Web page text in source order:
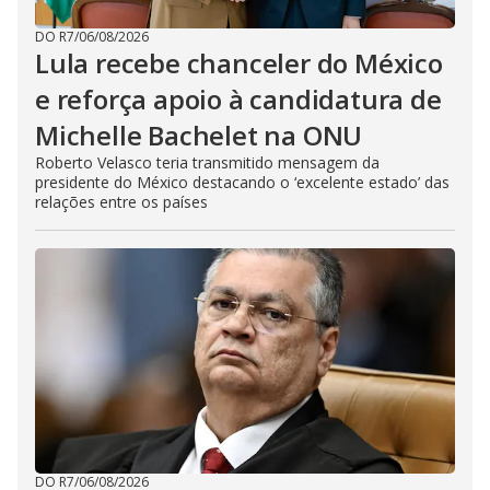
DO R7/06/08/2026
Lula recebe chanceler do México
e reforça apoio à candidatura de
Michelle Bachelet na ONU
Roberto Velasco teria transmitido mensagem da
presidente do México destacando o ‘excelente estado’ das
relações entre os países
DO R7/06/08/2026